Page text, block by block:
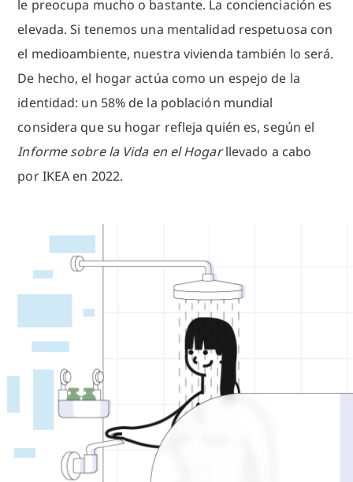
le preocupa mucho o bastante. La concienciación es
elevada. Si tenemos una mentalidad respetuosa con
el medioambiente, nuestra vivienda también lo será.
De hecho, el hogar actúa como un espejo de la
identidad: un 58% de la población mundial
considera que su hogar refleja quién es, según el
Informe sobre la Vida en el Hogarllevado a cabo
por IKEA en 2022.